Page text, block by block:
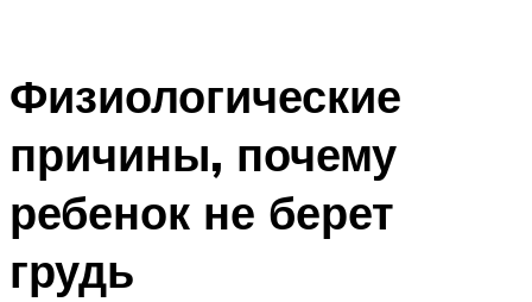
Физиологические
причины, почему
ребенок не берет
грудь